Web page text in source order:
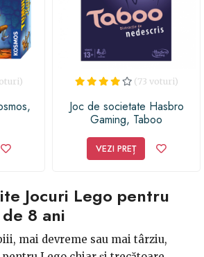
(73 voturi)
Joc de societate Hasbro
Gaming, Taboo
VEZI PREȚ
Jocuri Lego pentru
8 ani
mai devreme sau mai târziu,